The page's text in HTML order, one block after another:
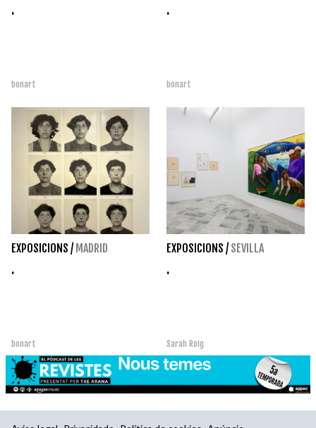
.
bonart
.
bonart
EXPOSICIONS / MADRID
.
bonart
EXPOSICIONS / SEVILLA
.
Sarah Roig